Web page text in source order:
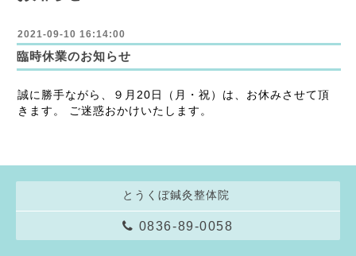
2021-09-10 16:14:00
臨時休業のお知らせ
誠に勝手ながら、９月20日（月・祝）は、お休みさせて頂
きます。 ご迷惑おかけいたします。
とうくぼ鍼灸整体院
0836-89-0058